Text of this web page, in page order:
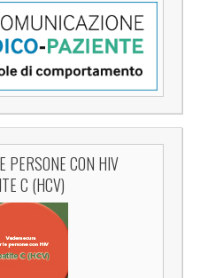
PERSONE CON HIV
C (HCV)